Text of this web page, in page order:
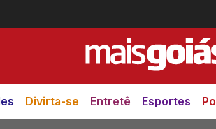
Divirta-se Entretê Esportes